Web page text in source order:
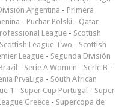
Argentina - Primera
- Puchar Polski - Qatar
League - Scottish
Scottish League Two - Scottish
League - Segunda División
- Serie A Women - Serie B -
PrvaLiga - South African
1 - Super Cup Portugal - Süper
Greece - Supercopa de